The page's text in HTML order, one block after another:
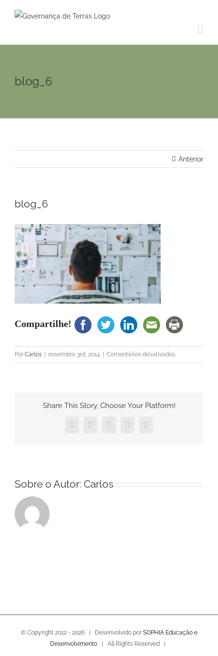
conteúdo
blog_6
Anterior
blog_6
Compartilhe!
Por Carlos | novembro 3rd, 2014 | Comentários desativadosem
blog_6
Share This Story, Choose Your Platform!
FacebookTwitterPinterestVk
E-
Sobre o Autor: Carlos
© Copyright 2012 - 2026 | Desenvolvido por SOPHIA Educação e
Desenvolvimento| All Rights Reserved |